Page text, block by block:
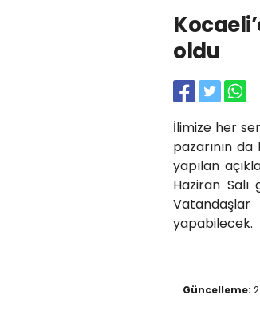
oldu
İlimize her
pazarının
yapılan
Haziran
Vatandaşlar
yapabilecek.
Güncelleme: